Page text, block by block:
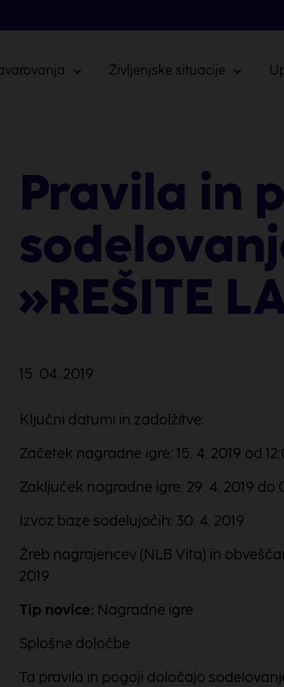
Življenjske situacije
Pravila in
»REŠITE
15. 04. 2019
Ključni datumi in zadolžitve:
Začetek nagradne igre: 15. 4. 2019 od
Zaključek nagradne igre: 29. 4. 2019 do
Izvoz baze sodelujočih: 30. 4. 2019
Žreb nagrajencev (NLB Vita) in
2019
Tip novice: Nagradne igre
Splošne določbe
Ta pravila in pogoji določajo